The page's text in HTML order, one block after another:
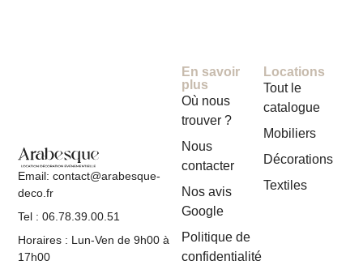
Email: contact@arabesque-
deco.fr
Tel : 06.78.39.00.51
Horaires : Lun-Ven de 9h00 à
17h00
Locations
Tout le
catalogue
Mobiliers
Décorations
Textiles
En savoir
plus
Où nous
trouver ?
Nous
contacter
Nos avis
Google
Politique de
confidentialité